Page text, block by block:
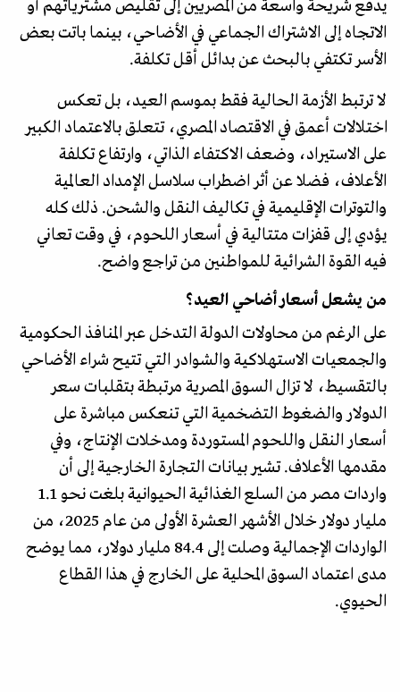
يدفع شريحة واسعة من المصريين إلى تقليص مشترياتهم أو
الاتجاه إلى الاشتراك الجماعي في الأضاحي، بينما باتت بعض
الأسر تكتفي بالبحث عن بدائل أقل تكلفة.
لا ترتبط الأزمة الحالية فقط بموسم العيد، بل تعكس
اختلالات أعمق في الاقتصاد المصري، تتعلق بالاعتماد الكبير
على الاستيراد، وضعف الاكتفاء الذاتي، وارتفاع تكلفة
الأعلاف، فضلا عن أثر اضطراب سلاسل الإمداد العالمية
والتوترات الإقليمية في تكاليف النقل والشحن. ذلك كله
يؤدي إلى قفزات متتالية في أسعار اللحوم، في وقت تعاني
فيه القوة الشرائية للمواطنين من تراجع واضح.
من يشعل أسعار أضاحي العيد؟
على الرغم من محاولات الدولة التدخل عبر المنافذ الحكومية
والجمعيات الاستهلاكية والشوادر التي تتيح شراء الأضاحي
بالتقسيط، لا تزال السوق المصرية مرتبطة بتقلبات سعر
الدولار والضغوط التضخمية التي تنعكس مباشرة على
أسعار النقل واللحوم المستوردة ومدخلات الإنتاج، وفي
مقدمها الأعلاف. تشير بيانات التجارة الخارجية إلى أن
واردات مصر من السلع الغذائية الحيوانية بلغت نحو 1.1
مليار دولار خلال الأشهر العشرة الأولى من عام 2025، من
الواردات الإجمالية وصلت إلى 84.4 مليار دولار، مما يوضح
مدى اعتماد السوق المحلية على الخارج في هذا القطاع
الحيوي.